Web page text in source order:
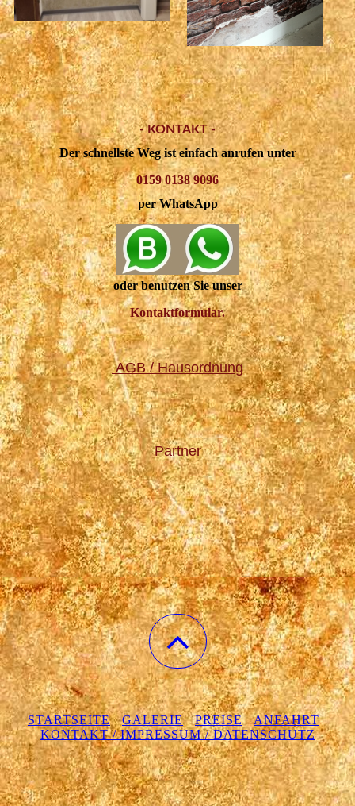
- KONTAKT -
Der schnellste Weg ist einfach anrufen unter
0159 0138 9096
per WhatsApp
oder benutzen Sie unser
Kontaktformular.
AGB / Hausordnung
Partner
STARTSEITE GALERIE PREISE
ANFAHRT
KONTAKT / IMPRESSUM / DATENSCHUTZ